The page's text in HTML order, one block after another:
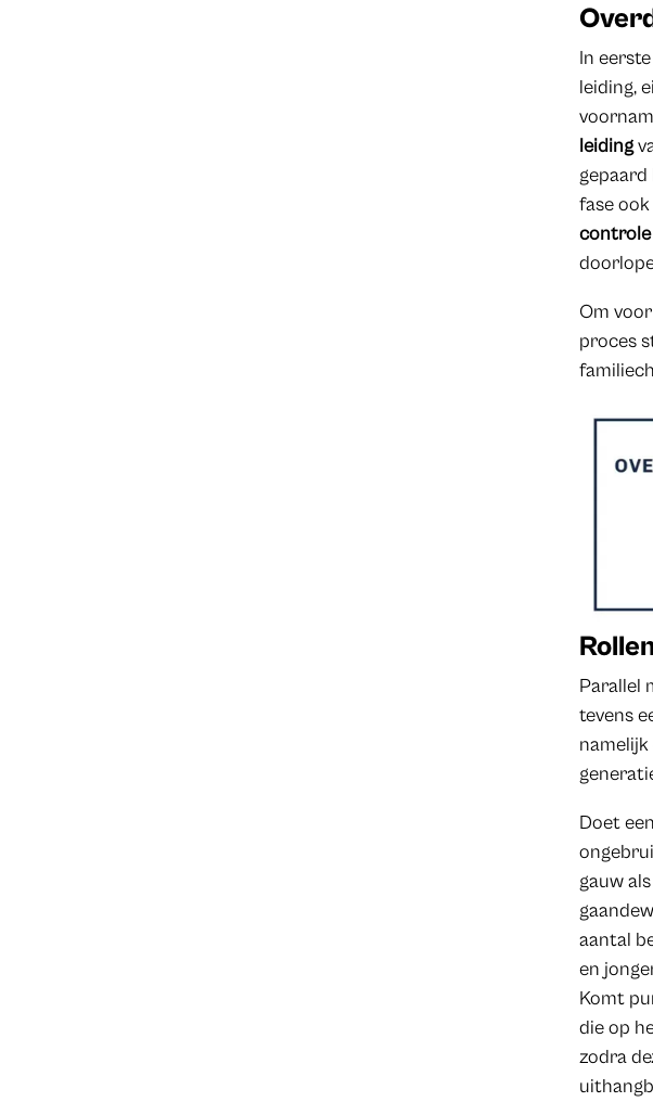
In
leiding,
leiding
fase
Om
proces
Parallel
tevens
Doet
gauw
aantal
en
Komt
die op
zodra